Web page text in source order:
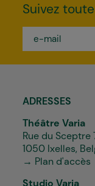
Suivez
mail
ADRESSES
Théâtre Varia
Rue du Sceptre
1050 Ixelles,
→ Plan d'accès
Studio Varia